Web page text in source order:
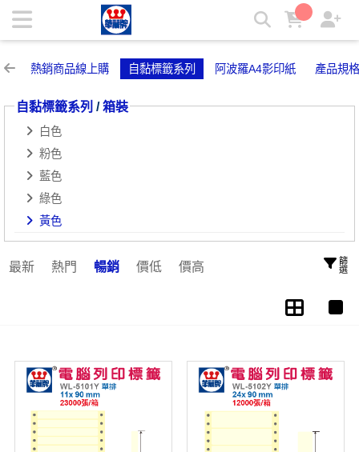
黃色 | 華麗牌自粘標籤
熱銷商品線上購 自黏標籤系列 阿波羅A4影印紙 產品規
自黏標籤系列 /箱裝
白色
粉色
藍色
綠色
黃色
最新 熱門 暢銷 價低 價高 篩選